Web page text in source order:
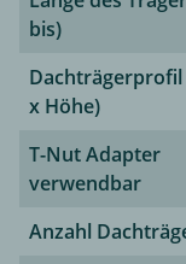
bis)
x Höhe)
T-Nut Adapter
verwendbar
Anzahl